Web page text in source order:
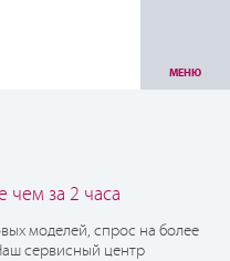
МЕНЮ
чем за 2 часа
моделей, спрос на более
сервисный центр